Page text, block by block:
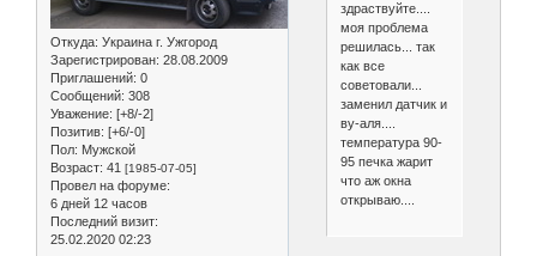
Откуда: Украина г. Ужгород
Зарегистрирован: 28.08.2009
Приглашений: 0
Сообщений: 308
Уважение: [+8/-2]
Позитив: [+6/-0]
Пол: Мужской
Возраст: 41 [1985-07-05]
Провел на форуме:
6 дней 12 часов
Последний визит:
25.02.2020 02:23
здраствуйте....
моя проблема
решилась... так
как все
советовали...
заменил датчик и
ву-аля....
температура 90-
95 печка жарит
что аж окна
открываю....